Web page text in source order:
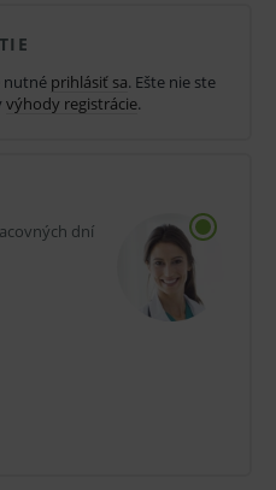
farbách.
nutné prihlásiť sa. Ešte nie ste
výhody registrácie.
dní